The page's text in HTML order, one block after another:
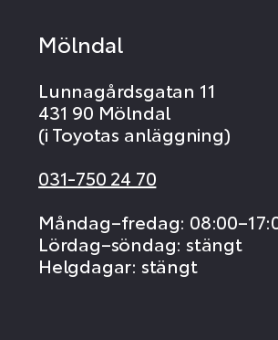
Mölndal
Lunnagårdsgatan 11
431 90 Mölndal
(i Toyotas anläggning)
031-750 24 70
Måndag–fredag:
Lördag–söndag: stängt
Helgdagar: stängt